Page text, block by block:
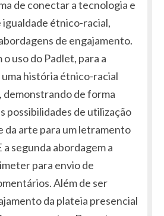
de conectar a tecnologia e
igualdade étnico-racial,
de engajamento.
uso do Padlet, para a
história étnico-racial
demonstrando de forma
possibilidades de utilização
da arte para um letramento
segunda abordagem a
para envio de
Além de ser
da plateia presencial